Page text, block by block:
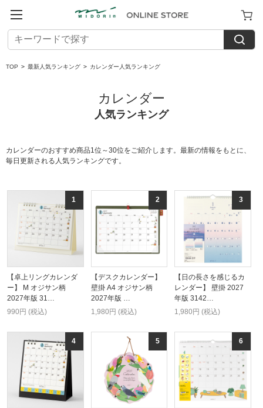
TOP > 最新人気ランキング > カレンダー人気ランキング
カレンダー
人気ランキング
カレンダーのおすすめ商品1位～30位をご紹介します。最新の情報をもとに、
毎日更新される人気ランキングです。
【卓上リングカレンダ
ー】 M オジサン柄
2027年版 31…
990円 (税込)
【デスクカレンダー】
壁掛 A4 オジサン柄
2027年版 …
1,980円 (税込)
【日の長さを感じるカ
レンダー】 壁掛 2027
年版 3142…
1,980円 (税込)